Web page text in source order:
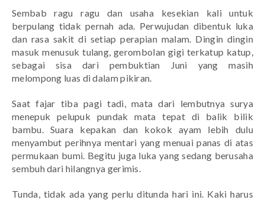
Sembab ragu ragu dan usaha kesekian kali untuk
berpulang tidak pernah ada. Perwujudan dibentuk luka
dan rasa sakit di setiap perapian malam. Dingin dingin
masuk menusuk tulang, gerombolan gigi terkatup katup,
sebagai sisa dari pembuktian Juni yang masih
melompong luas di dalam pikiran.
Saat fajar tiba pagi tadi, mata dari lembutnya surya
menepuk pelupuk pundak mata tepat di balik bilik
bambu. Suara kepakan dan kokok ayam lebih dulu
menyambut perihnya mentari yang menuai panas di atas
permukaan bumi. Begitu juga luka yang sedang berusaha
sembuh dari hilangnya gerimis.
Tunda, tidak ada yang perlu ditunda hari ini. Kaki harus